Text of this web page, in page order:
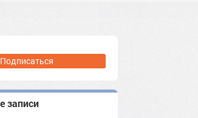
Подписаться
записи